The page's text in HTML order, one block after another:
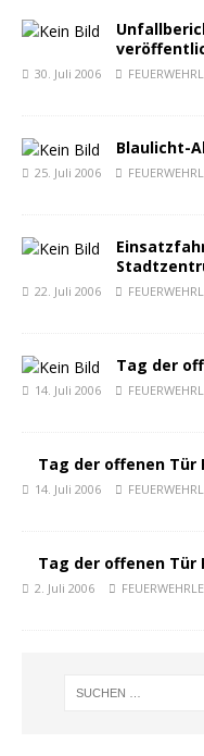
30. Juli 2006
Blaulicht-
25. Juli 2006
22. Juli 2006
Tag der
14. Juli 2006
Tag der offenen Tür
14. Juli 2006
Tag der offenen Tür
2. Juli 2006